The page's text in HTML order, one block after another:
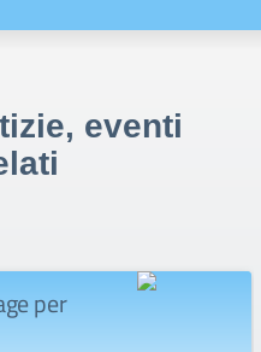
eventi
per